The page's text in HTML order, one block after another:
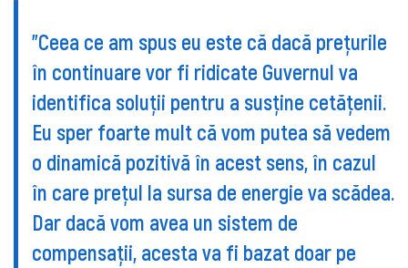
"Ceea ce am spus eu este că dacă prețurile
în continuare vor fi ridicate Guvernul va
identifica soluții pentru a susține cetățenii.
Eu sper foarte mult că vom putea să vedem
o dinamică pozitivă în acest sens, în cazul
în care prețul la sursa de energie va scădea.
Dar dacă vom avea un sistem de
compensații, acesta va fi bazat doar pe